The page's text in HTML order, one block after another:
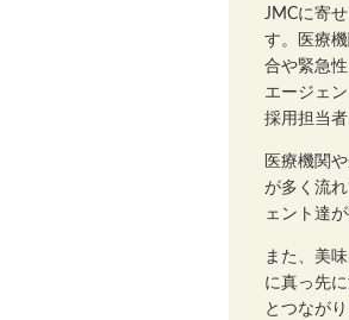
JMCに寄
す。医療
合や緊急
エージェ
採用担当
医療機関
が多く流
ェント達
また、美
に真っ先
とつなが